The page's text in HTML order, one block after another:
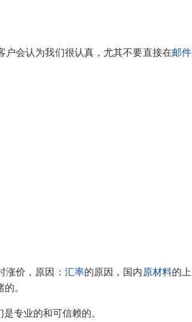
户会认为我们很认真，尤其不要直接在邮件
涨价，原因： 汇率的原因，国内原材料的上
。
专业的和可信赖的。